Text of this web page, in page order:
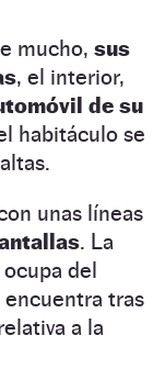
mucho, sus
, el interior,
de su
habitáculo se
unas líneas
. La
del
encuentra tras
a la